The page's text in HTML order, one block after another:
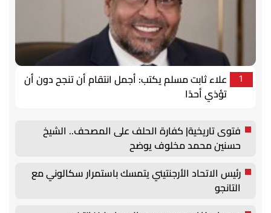
1
علاء ثابت مسلم يكتب: أجمل انتقام أن تنجح دون أن
تؤذي أحدًا
فتوى تاريخية| كفارة الحلف على المصحف.. الشيخ
حسنين محمد مخلوف يوضح
رئيس الاتحاد الأرجنتيني يتمسك باستمرار سكالوني مع
التانجو